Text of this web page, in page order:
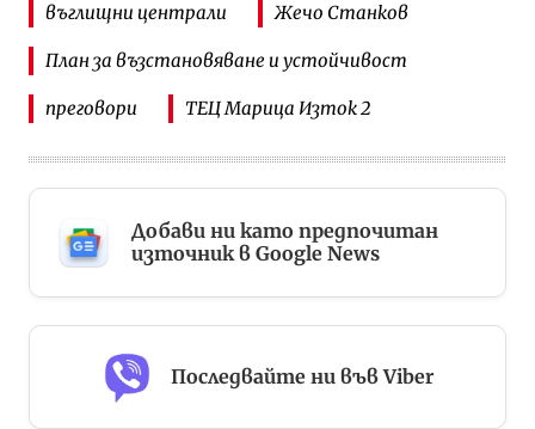
въглищни централи Жечо Станков
План за възстановяване и устойчивост
преговори ТЕЦ Марица Изток 2
Добави ни като предпочитан
източник в Google News
Последвайте ни във Viber